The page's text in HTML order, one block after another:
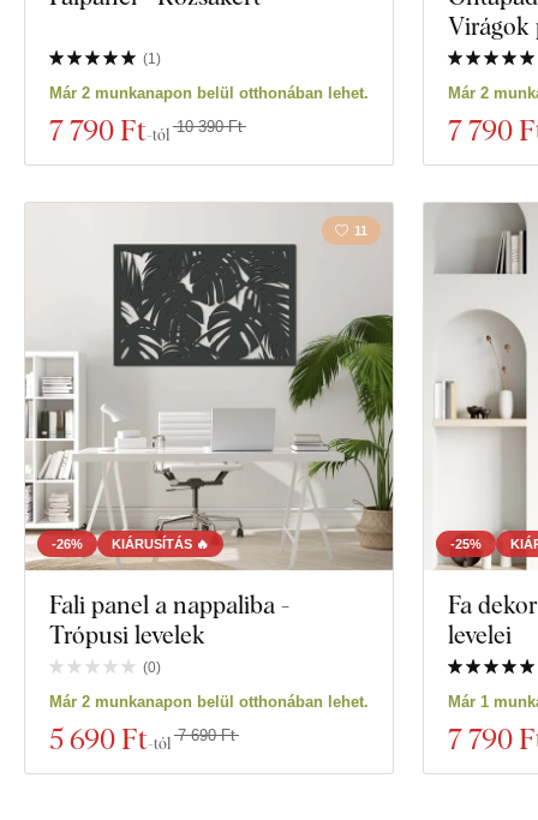
(1)
Már 2 munkanapon belül otthonában lehet.
7 790 Ft-tól 10 390 Ft
Virágok
Már 2
7 790
-26% KIÁRUSÍTÁS 🔥
11
Fali panel a nappaliba -
Trópusi levelek
(0)
Már 2 munkanapon belül otthonában lehet.
5 690 Ft-tól 7 690 Ft
-25%
Fa
levelei
Már 1
7 790